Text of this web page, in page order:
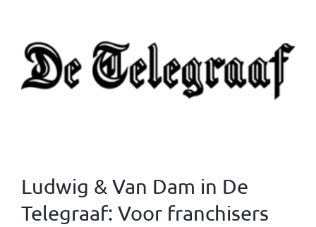
Ludwig & Van Dam in De
Telegraaf: Voor franchisers